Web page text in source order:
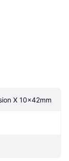
X 10x42mm